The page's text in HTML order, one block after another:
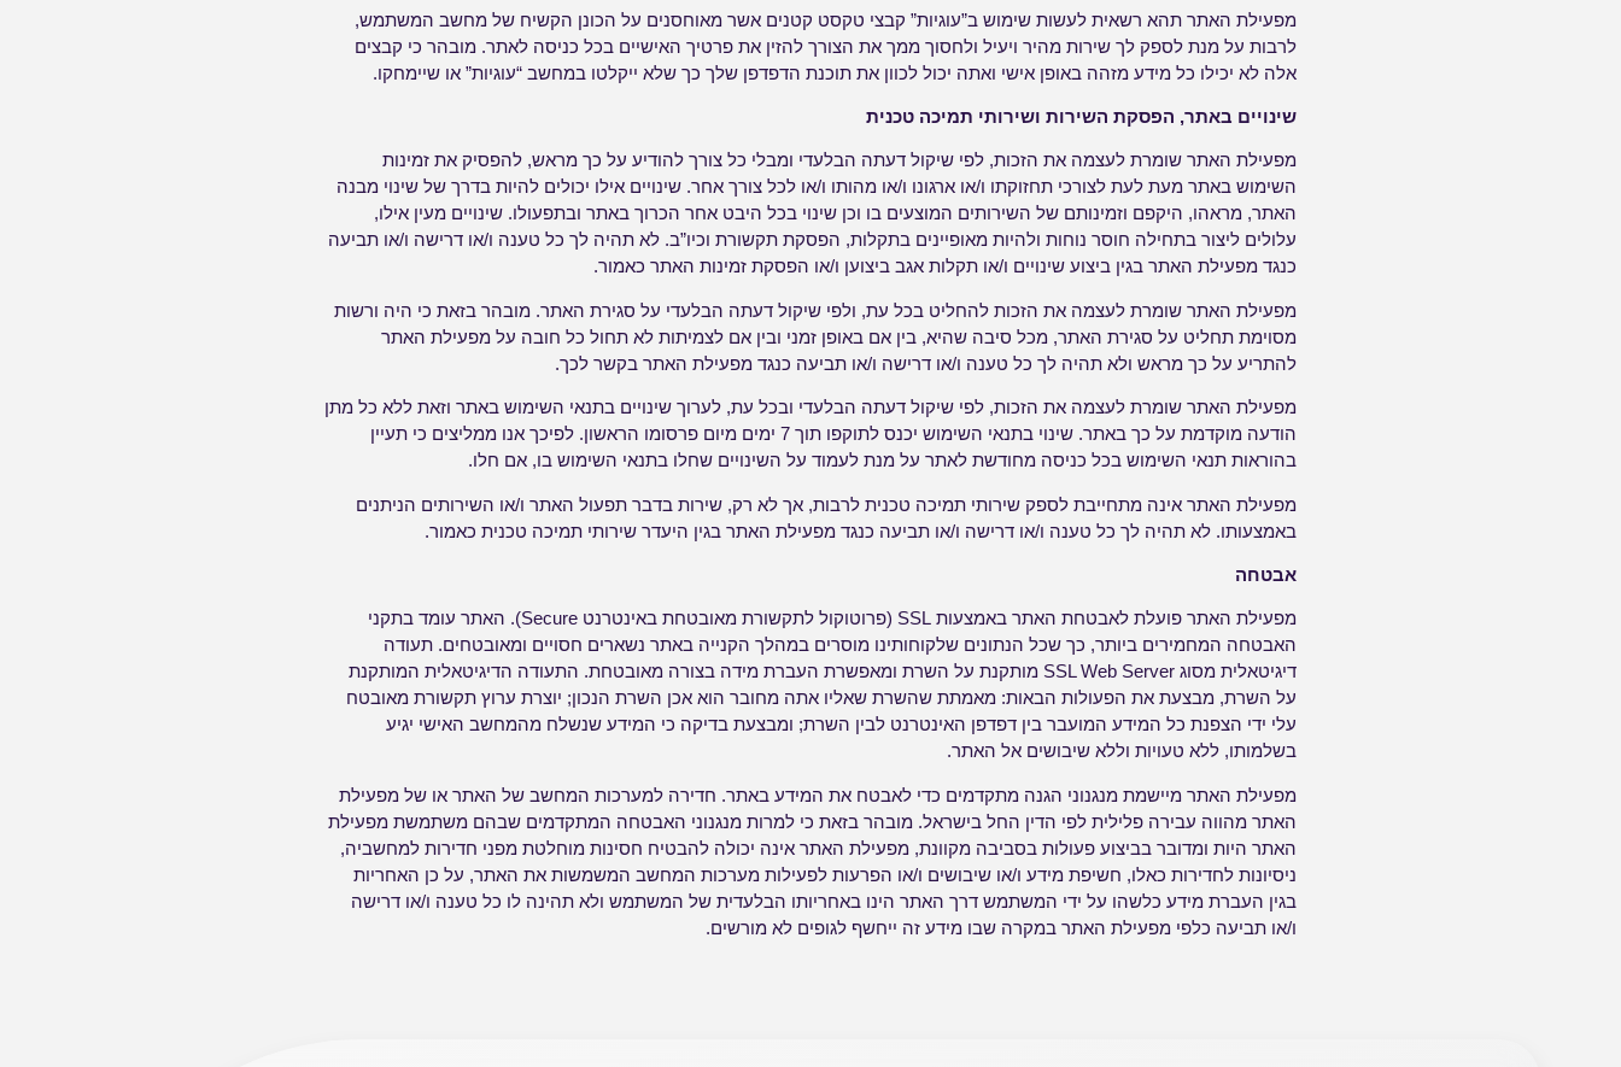
מפעילת האתר תהא רשאית לעשות שימוש ב”עוגיות” קבצי טקסט קטנים אשר מאוחסנים על הכונן הקשיח של מחשב המשתמש,
לרבות על מנת לספק לך שירות מהיר ויעיל ולחסוך ממך את הצורך להזין את פרטיך האישיים בכל כניסה לאתר. מובהר כי קבצים
אלה לא יכילו כל מידע מזהה באופן אישי ואתה יכול לכוון את תוכנת הדפדפן שלך כך שלא ייקלטו במחשב “עוגיות” או שיימחקו.
שינויים באתר, הפסקת השירות ושירותי תמיכה טכנית
מפעילת האתר שומרת לעצמה את הזכות, לפי שיקול דעתה הבלעדי ומבלי כל צורך להודיע על כך מראש, להפסיק את זמינות
השימוש באתר מעת לעת לצורכי תחזוקתו ו/או ארגונו ו/או מהותו ו/או לכל צורך אחר. שינויים אילו יכולים להיות בדרך של שינוי מבנה
האתר, מראהו, היקפם וזמינותם של השירותים המוצעים בו וכן שינוי בכל היבט אחר הכרוך באתר ובתפעולו. שינויים מעין אילו,
עלולים ליצור בתחילה חוסר נוחות ולהיות מאופיינים בתקלות, הפסקת תקשורת וכיו”ב. לא תהיה לך כל טענה ו/או דרישה ו/או תביעה
כנגד מפעילת האתר בגין ביצוע שינויים ו/או תקלות אגב ביצוען ו/או הפסקת זמינות האתר כאמור.
מפעילת האתר שומרת לעצמה את הזכות להחליט בכל עת, ולפי שיקול דעתה הבלעדי על סגירת האתר. מובהר בזאת כי היה ורשות
מסוימת תחליט על סגירת האתר, מכל סיבה שהיא, בין אם באופן זמני ובין אם לצמיתות לא תחול כל חובה על מפעילת האתר
להתריע על כך מראש ולא תהיה לך כל טענה ו/או דרישה ו/או תביעה כנגד מפעילת האתר בקשר לכך.
מפעילת האתר שומרת לעצמה את הזכות, לפי שיקול דעתה הבלעדי ובכל עת, לערוך שינויים בתנאי השימוש באתר וזאת ללא כל מתן
הודעה מוקדמת על כך באתר. שינוי בתנאי השימוש יכנס לתוקפו תוך 7 ימים מיום פרסומו הראשון. לפיכך אנו ממליצים כי תעיין
בהוראות תנאי השימוש בכל כניסה מחודשת לאתר על מנת לעמוד על השינויים שחלו בתנאי השימוש בו, אם חלו.
מפעילת האתר אינה מתחייבת לספק שירותי תמיכה טכנית לרבות, אך לא רק, שירות בדבר תפעול האתר ו/או השירותים הניתנים
באמצעותו. לא תהיה לך כל טענה ו/או דרישה ו/או תביעה כנגד מפעילת האתר בגין היעדר שירותי תמיכה טכנית כאמור.
אבטחה
מפעילת האתר פועלת לאבטחת האתר באמצעות SSL (פרוטוקול לתקשורת מאובטחת באינטרנט Secure). האתר עומד בתקני
האבטחה המחמירים ביותר, כך שכל הנתונים שלקוחותינו מוסרים במהלך הקנייה באתר נשארים חסויים ומאובטחים. תעודה
דיגיטאלית מסוג SSL Web Server מותקנת על השרת ומאפשרת העברת מידה בצורה מאובטחת. התעודה הדיגיטאלית המותקנת
על השרת, מבצעת את הפעולות הבאות: מאמתת שהשרת שאליו אתה מחובר הוא אכן השרת הנכון; יוצרת ערוץ תקשורת מאובטח
עלי ידי הצפנת כל המידע המועבר בין דפדפן האינטרנט לבין השרת; ומבצעת בדיקה כי המידע שנשלח מהמחשב האישי יגיע
בשלמותו, ללא טעויות וללא שיבושים אל האתר.
מפעילת האתר מיישמת מנגנוני הגנה מתקדמים כדי לאבטח את המידע באתר. חדירה למערכות המחשב של האתר או של מפעילת
האתר מהווה עבירה פלילית לפי הדין החל בישראל. מובהר בזאת כי למרות מנגנוני האבטחה המתקדמים שבהם משתמשת מפעילת
האתר היות ומדובר בביצוע פעולות בסביבה מקוונת, מפעילת האתר אינה יכולה להבטיח חסינות מוחלטת מפני חדירות למחשביה,
ניסיונות לחדירות כאלו, חשיפת מידע ו/או שיבושים ו/או הפרעות לפעילות מערכות המחשב המשמשות את האתר, על כן האחריות
בגין העברת מידע כלשהו על ידי המשתמש דרך האתר הינו באחריותו הבלעדית של המשתמש ולא תהינה לו כל טענה ו/או דרישה
ו/או תביעה כלפי מפעילת האתר במקרה שבו מידע זה ייחשף לגופים לא מורשים.